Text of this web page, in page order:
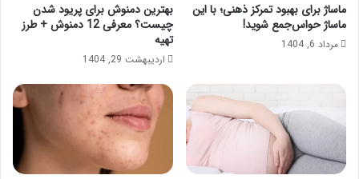
ماساژ برای بهبود تمرکز ذهنی؛ با این
ماساژ حواس‌جمع شوید!
مرداد 6, 1404
بهترین دمنوش برای پریود شدن
چیست؟ معرفی 12 دمنوش + طرز
تهیه
اردیبهشت 29, 1404